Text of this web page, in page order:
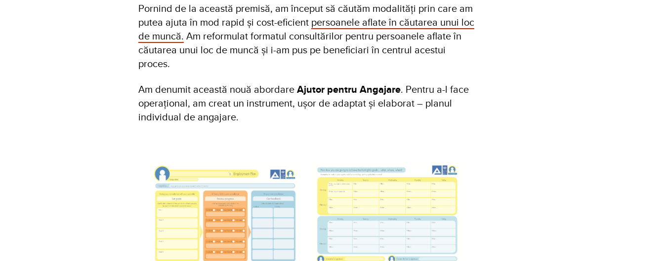
Pornind de la această premisă, am început să căutăm modalități prin care am
putea ajuta în mod rapid și cost-eficient persoanele aflate în căutarea unui loc
de muncă. Am reformulat formatul consultărilor pentru persoanele aflate în
căutarea unui loc de muncă și i-am pus pe beneficiari în centrul acestui
proces.
Am denumit această nouă abordareAjutor pentru Angajare. Pentru a-l face
operațional, am creat un instrument, ușor de adaptat și elaborat – planul
individual de angajare.